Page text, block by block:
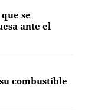
se
ante el
combustible